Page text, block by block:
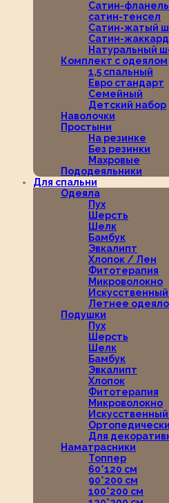
Сатин-фланель
сатин-тенсел
Сатин-жатый
Сатин-жаккард
Натуральный
Комплект с одеялом
1,5 спальный
Евро стандарт
Семейный
Детский набор
Наволочки
Простыни
На резинке
Без резинки
Махровые
Пододеяльники
Для спальни
Одеяла
Пух
Шерсть
Шелк
Бамбук
Эвкалипт
Хлопок / Лен
Фитотерапия
Микроволокно
Искусственный
Летнее одеяло
Подушки
Пух
Шерсть
Шелк
Бамбук
Эвкалипт
Хлопок
Фитотерапия
Микроволокно
Искусственный
Для
Наматрасники
Топпер
60*120 см
90*200 см
100*200 см